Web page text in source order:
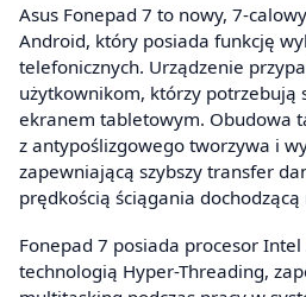
Asus Fonepad 7 to nowy, 7-
Android, który posiada funkcję
telefonicznych. Urządzenie
użytkownikom, którzy potrzebują
ekranem tabletowym. Obudowa
z antypoślizgowego tworzywa i
zapewniającą szybszy transfer
prędkością ściągania
Fonepad 7 posiada procesor
technologią Hyper-Threading,